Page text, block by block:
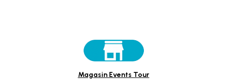
Magasin Events Tour